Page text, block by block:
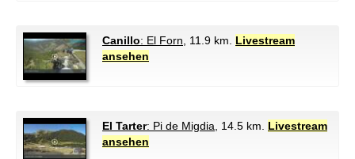
Canillo: El Forn , 11.9 km. Livestream
ansehen
El Tarter: Pi de Migdia , 14.5 km. Livestream
ansehen